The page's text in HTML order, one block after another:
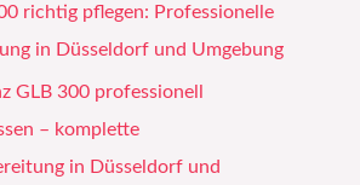
richtig pflegen: Professionelle
in Düsseldorf und Umgebung
GLB 300 professionell
– komplette
in Düsseldorf und